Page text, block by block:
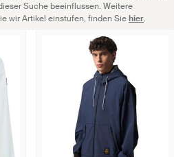
Suche beeinflussen. Weitere
wir Artikel einstufen, finden Siehier.